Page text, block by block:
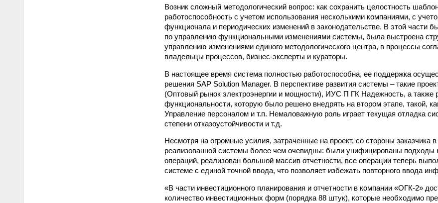
Возник сложный методологический вопрос: как сохранить целостность
работоспособность с учетом использования несколькими компаниями, с
функционала и периодических изменений в законодательстве. В этой части
по управлению функциональными изменениями системы, была выстроена
управлению изменениями единого методологического центра, в процессы
владельцы процессов, бизнес-эксперты и кураторы.
В настоящее время система полностью работоспособна, ее поддержка
решения SAP Solution Manager. В перспективе развития системы – такие
(Оптовый рынок электроэнергии и мощности), ИУС П ГК Надежность, а также
функциональности, которую было решено внедрять на втором этапе, такой,
Управление персоналом и т.п. Немаловажную роль играет текущая отладка
степени отказоустойчивости и т.д.
Несмотря на огромные усилия, затраченные на проект, со стороны заказчика
реализованной системы более чем очевидны: были унифицированы подходы
операций, реализован большой массив отчетности, все операции теперь
системе с единой точной ввода, что позволяет избежать повторного ввода
«В части инвестиционного планирования и отчетности в компании «ОГК-2»
количество инвестиционных форм (порядка 88 штук), которые необходимо